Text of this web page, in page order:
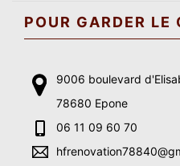
POUR GARDER LE
9006 boulevard
78680 Epone
06 11 09 60 70